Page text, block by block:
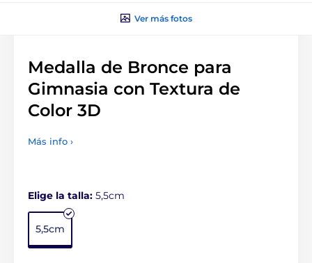
Ver más fotos
Medalla de Bronce para
Gimnasia con Textura de
Color 3D
Más info ›
Elige la talla: 5,5cm
5,5cm